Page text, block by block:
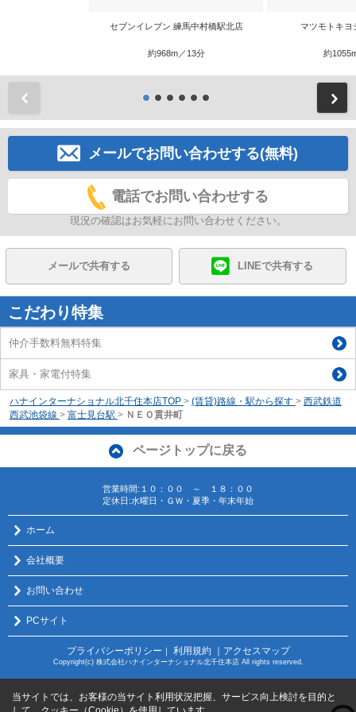
セブンイレブン 練馬中村橋駅北店
約968m／13分
マツモトキヨ
約
メールでお問い合わせする(無料)
電話でお問い合わせする
現況の確認はお気軽にお問い合わせください。
メールで共有する LINEで共有する
こだわり特集
仲介手数料無料特集
家具・家電付特集
ハナインターナショナル北千住本店TOP > (賃貸)路線・駅から探す > 西武鉄道
西武池袋線 > 富士見台駅 > ＮＥＯ貫井町
ページトップに戻る
営業時間:１０：００ ～ １８：００
定休日:水曜日・ＧＷ・夏季・年末年始
ホーム
会社概要
お問い合わせ
PCサイト
プライバシーポリシー 利用規約 ｜アクセスマップ
Copyright(c) 株式会社ハナインターナショナル北千住本店 All rights reserved.
当サイトでは、お客様の当サイト利用状況把握、サービス向上検討を目的と